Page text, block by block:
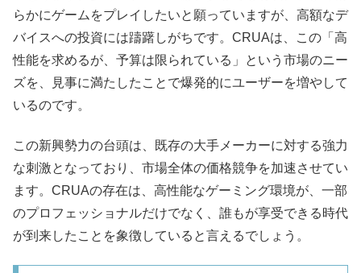
らかにゲームをプレイしたいと願っていますが、高額なデ
バイスへの投資には躊躇しがちです。CRUAは、この「高
性能を求めるが、予算は限られている」という市場のニー
ズを、見事に満たしたことで爆発的にユーザーを増やして
いるのです。
この新興勢力の台頭は、既存の大手メーカーに対する強力
な刺激となっており、市場全体の価格競争を加速させてい
ます。CRUAの存在は、高性能なゲーミング環境が、一部
のプロフェッショナルだけでなく、誰もが享受できる時代
が到来したことを象徴していると言えるでしょう。